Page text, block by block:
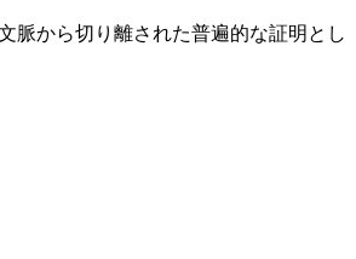
脈から切り離された普遍的な証明とし